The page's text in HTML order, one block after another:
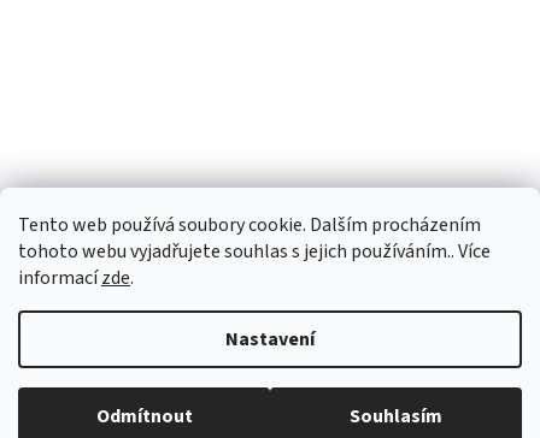
Tento web používá soubory cookie. Dalším procházením
tohoto webu vyjadřujete souhlas s jejich používáním.. Více
informacízde.
Nastavení
Odmítnout Souhlasím
Facebook
Copyright 2026Palubky-nabytek.cz. Všechna práva vyhrazena.
Upravit nastavení cookies